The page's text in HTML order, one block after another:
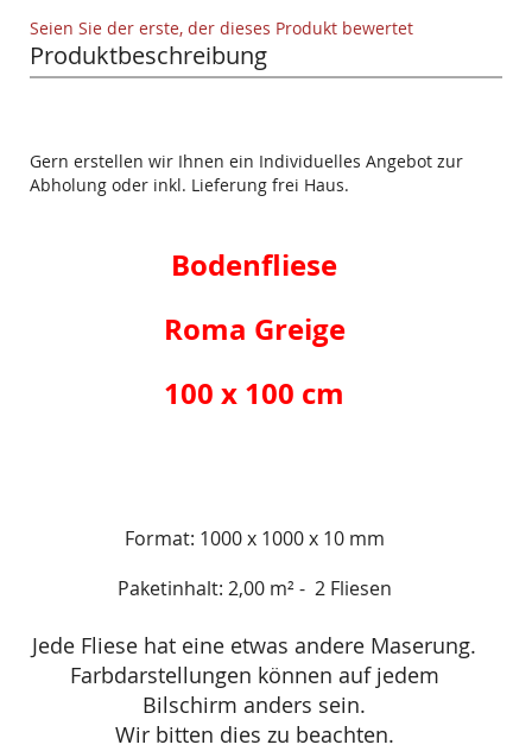
Seien Sie der erste, der dieses Produkt bewertet
Produktbeschreibung
Gern erstellen wir Ihnen ein Individuelles Angebot zur
Abholung oder inkl. Lieferung frei Haus.
Bodenfliese
Roma Greige
100 x 100 cm
Format: 1000 x 1000 x 10 mm
Paketinhalt: 2,00 m² - 2 Fliesen
Jede Fliese hat eine etwas andere Maserung.
Farbdarstellungen können auf jedem
Bilschirm anders sein.
Wir bitten dies zu beachten.